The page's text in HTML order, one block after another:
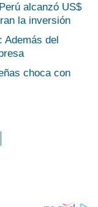
alcanzó US$
la inversión
Además del
choca con